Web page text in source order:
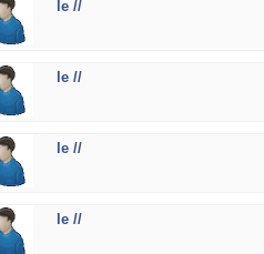
le //
le //
le //
le //